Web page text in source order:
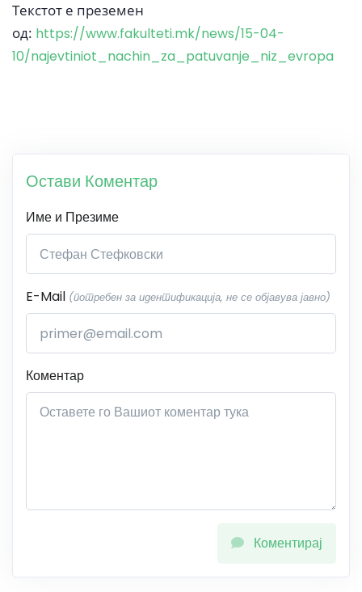
Текстот е преземен
од: https://www.fakulteti.mk/news/15-04-
10/najevtiniot_nachin_za_patuvanje_niz_evropa
Остави Коментар
Име и Презиме
E-Mail (потребен за идентификација, не се објавува јавно)
Коментар
Коментирај